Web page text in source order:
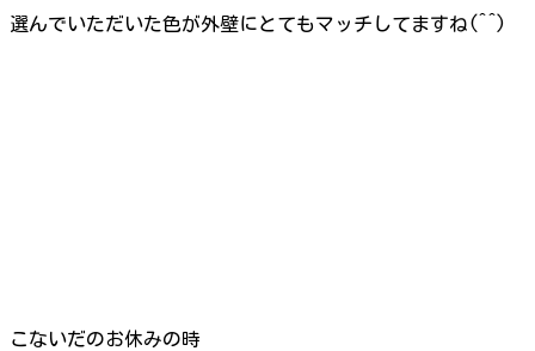
選んでいただいた色が外壁にとてもマッチしてますね(^^)
こないだのお休みの時